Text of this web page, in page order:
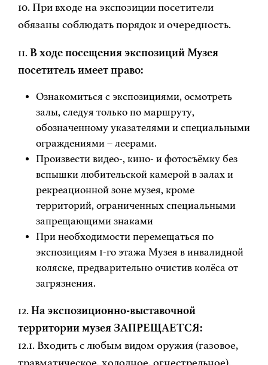
10. При входе на экспозиции посетители
обязаны соблюдать порядок и очередность.
11.В ходе посещения экспозиций Музея
посетитель имеет право:
Ознакомиться с экспозициями, осмотреть
залы, следуя только по маршруту,
обозначенному указателями и специальными
ограждениями – леерами.
Произвести видео-, кино- и фотосъёмку без
вспышки любительской камерой в залах и
рекреационной зоне музея, кроме
территорий, ограниченных специальными
запрещающими знаками
При необходимости перемещаться по
экспозициям 1-го этажа Музея в инвалидной
коляске, предварительно очистив колёса от
загрязнения.
12.На экспозиционно-выставочной
территории музея ЗАПРЕЩАЕТСЯ:
12.1. Входить с любым видом оружия (газовое,